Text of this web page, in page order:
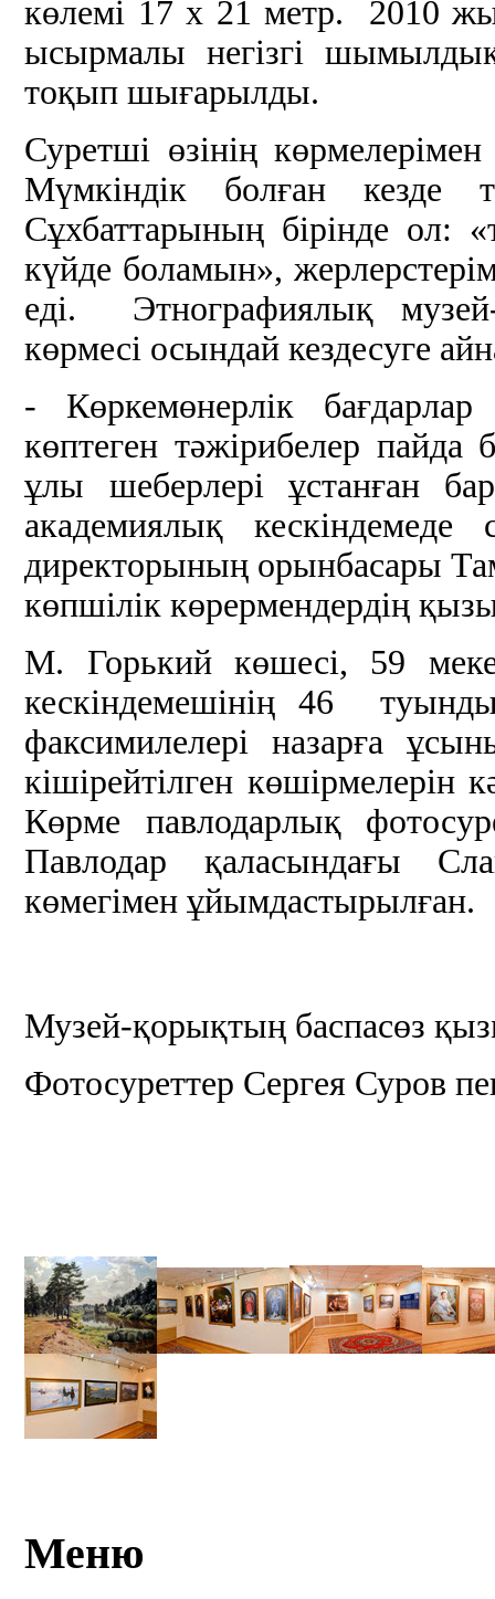
көлемі 17 х 21 метр. 2010
ысырмалы негізгі
тоқып шығарылды.
Суретші өзінің
Мүмкіндік болған кезде
Сұхбаттарының бірінде ол:
күйде боламын»,
еді. Этнографиялық
көрмесі осындай кездесуге
- Көркемөнерлік
көптеген тәжірибелер
ұлы шеберлері ұстанған
академиялық
директорының орынбасары
көпшілік көрермендердің
М. Горький көшесі, 59
кескіндемешінің 46
факсимилелері назарға
кішірейтілген көшірмелерін
Көрме павлодарлық
Павлодар қаласындағы
көмегімен ұйымдастырылған.
Музей-қорықтың баспасөз
Фотосуреттер Сергея Суров
Меню